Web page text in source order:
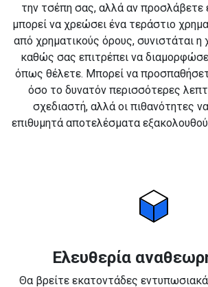
την τσέπη σας, αλλά αν προσλάβετε
μπορεί να χρεώσει ένα τεράστιο
από χρηματικούς όρους, συνιστάται η
καθώς σας επιτρέπει να
όπως θέλετε. Μπορεί να
όσο το δυνατόν περισσότερες
σχεδιαστή, αλλά οι πιθανότητες
επιθυμητά αποτελέσματα
Ελευθερία
Θα βρείτε εκατοντάδες εντυπωσιακά